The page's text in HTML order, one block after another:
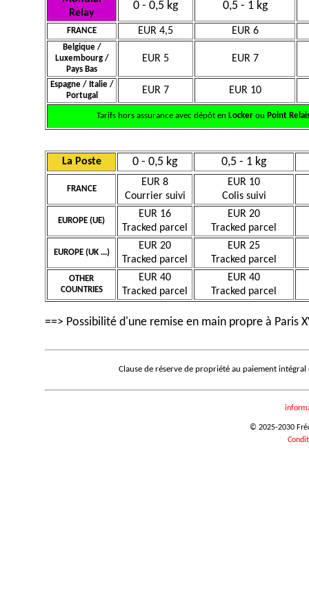
Relay
0 - 0,5 kg 0,5 - 1 kg
FRANCE EUR 4,5 EUR 6
Belgique /
Luxembourg /
Pays Bas
EUR 5 EUR 7
Espagne / Italie /
Portugal
EUR 7 EUR 10
Tarifs hors assurance avec dépôt en Lockerou Point
La Poste 0 - 0,5 kg 0,5 - 1 kg
FRANCE
EUR 8
Courrier suivi
EUR 10
Colis suivi
EUROPE (UE)
EUR 16
Tracked parcel
EUR 20
Tracked parcel
EUROPE (UK ...)
EUR 20
Tracked parcel
EUR 25
Tracked parcel
OTHER
COUNTRIES
EUR 40
Tracked parcel
EUR 40
Tracked parcel
==> Possibilité d'une remise en main propre à Paris
Clause de réserve de propriété au paiement
© 2025-2030